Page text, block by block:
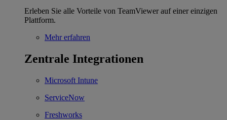
Erleben Sie alle Vorteile von TeamViewer auf einer einzigen
Plattform.
Mehr erfahren
Zentrale Integrationen
Microsoft Intune
ServiceNow
Freshworks